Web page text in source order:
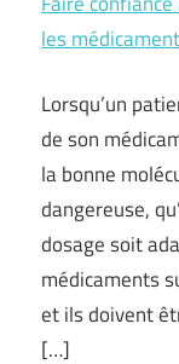
les
Lorsqu’un
de son
la bonne
dangereuse,
dosage soit
médicaments
et ils doivent
[…]